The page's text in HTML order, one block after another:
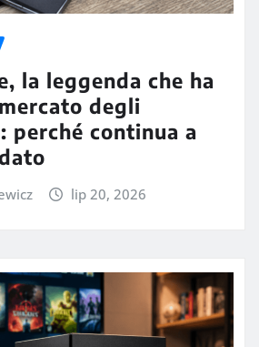
la leggenda che ha
degli
perché continua a
lip 20, 2026